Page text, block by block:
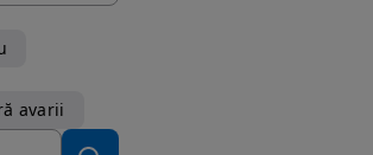
avarii